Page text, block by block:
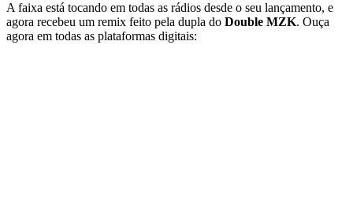
A faixa está tocando em todas as rádios desde o seu lançamento, e
agora recebeu um remix feito pela dupla do Double MZK. Ouça
agora em todas as plataformas digitais: